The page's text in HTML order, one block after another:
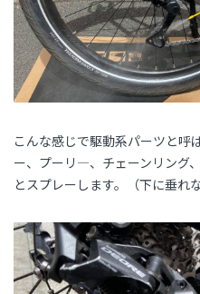
こんな感じで駆動系パーツと呼
ー、プーリ―、チェーンリング
とスプレーします。（下に垂れ